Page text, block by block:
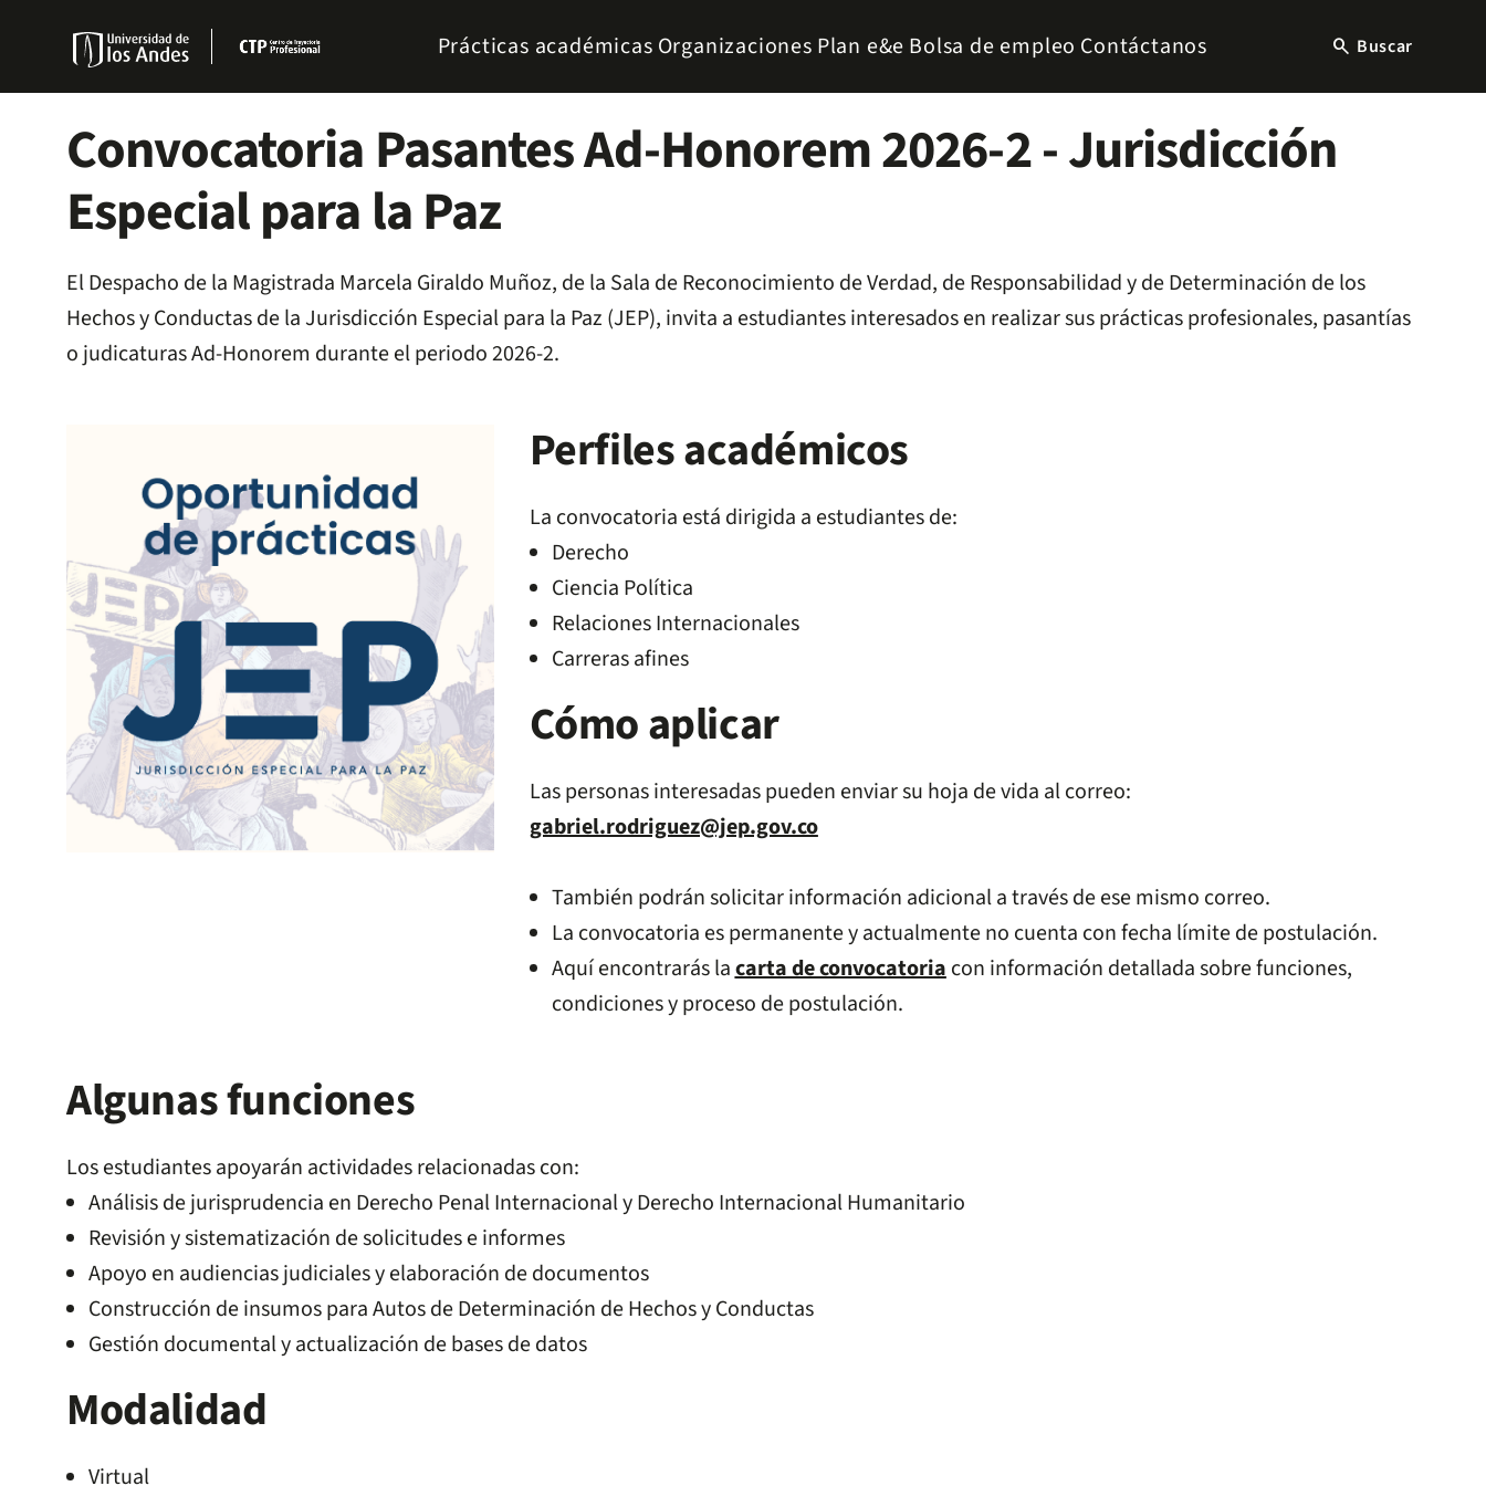
Prácticas académicas Organizaciones Plan e&e Bolsa de empleo Contáctanos search Buscar
Convocatoria Pasantes Ad-Honorem 2026-2 - Jurisdicción
Especial para la Paz
El Despacho de la Magistrada Marcela Giraldo Muñoz, de la Sala de Reconocimiento de Verdad, de Responsabilidad y de Determinación de los
Hechos y Conductas de la Jurisdicción Especial para la Paz (JEP), invita a estudiantes interesados en realizar sus prácticas profesionales, pasantías
o judicaturas Ad-Honorem durante el periodo 2026-2.
Perfiles académicos
La convocatoria está dirigida a estudiantes de:
Derecho
Ciencia Política
Relaciones Internacionales
Carreras afines
Cómo aplicar
Las personas interesadas pueden enviar su hoja de vida al correo:
gabriel.rodriguez@jep.gov.co
También podrán solicitar información adicional a través de ese mismo correo.
La convocatoria es permanente y actualmente no cuenta con fecha límite de postulación.
Aquí encontrarás lacarta de convocatoriacon información detallada sobre funciones,
condiciones y proceso de postulación.
Algunas funciones
Los estudiantes apoyarán actividades relacionadas con:
Análisis de jurisprudencia en Derecho Penal Internacional y Derecho Internacional Humanitario
Revisión y sistematización de solicitudes e informes
Apoyo en audiencias judiciales y elaboración de documentos
Construcción de insumos para Autos de Determinación de Hechos y Conductas
Gestión documental y actualización de bases de datos
Modalidad
Virtual